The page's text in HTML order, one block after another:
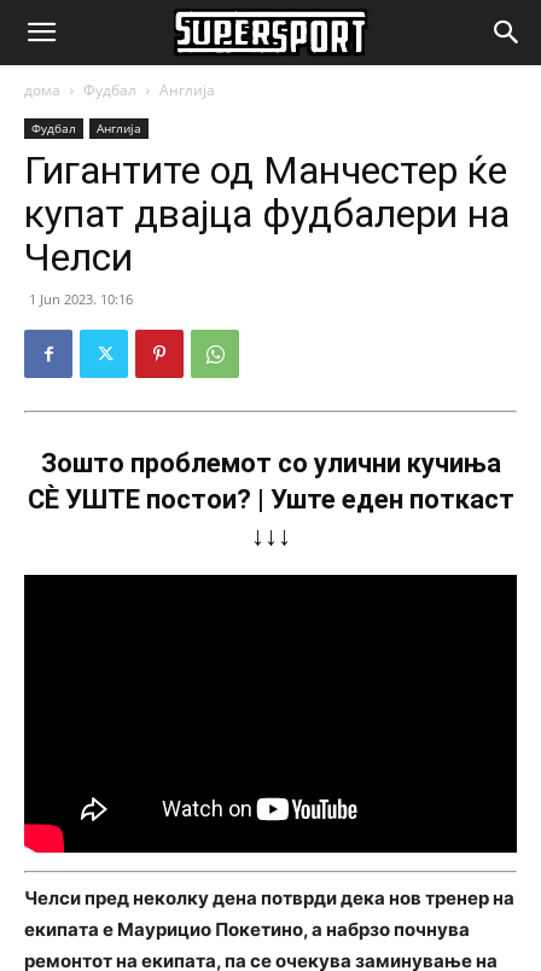
SuperSport.mk
дома Фудбал Англија
Фудбал Англија
Гигантите од Манчестер ќе
купат двајца фудбалери на
Челси
1 Jun 2023. 10:16
Зошто проблемот со улични кучиња
СÈ УШТЕ постои? | Уште еден поткаст
↓↓↓
Челси пред неколку дена потврди дека нов тренер на
екипата е Маурицио Покетино, а набрзо почнува
ремонтот на екипата, па се очекува заминување на